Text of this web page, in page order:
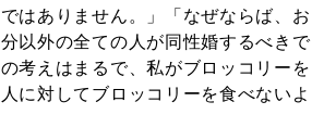
はありません。」「なぜならば、お
以外の全ての人が同性婚するべきで
考えはまるで、私がブロッコリーを
に対してブロッコリーを食べないよ